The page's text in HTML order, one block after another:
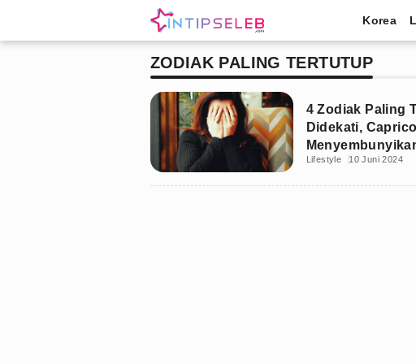
Korea
ZODIAK PALING TERTUTUP
4 Zodiak Paling
Didekati,
Lifestyle 10 Juni 2024